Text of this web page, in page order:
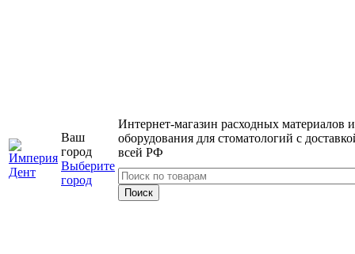
Ваш
город
Выберите
город
Интернет-магазин расходных материалов и
оборудования для стоматологий с
всей РФ